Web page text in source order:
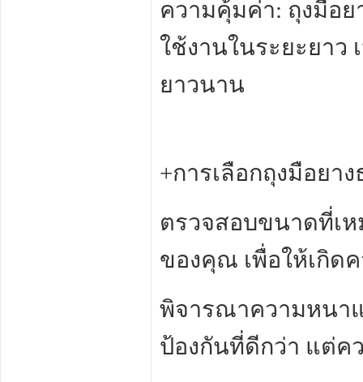
ความคุ้มค่า: ถุงมือ
ใช้งานในระยะยาว
ยาวนาน
+การเลือกถุงมือยา
ตรวจสอบขนาดที่เ
ของคุณ เพื่อให้เกิด
พิจารณาความหนา
ป้องกันที่ดีกว่า แต่ค